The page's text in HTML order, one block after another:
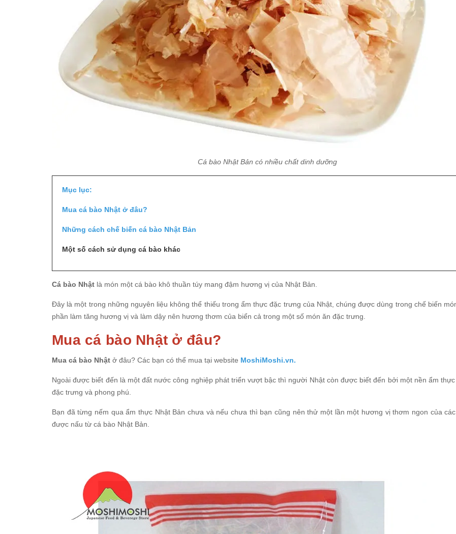
Cá bào Nhật Bản có nhiều chất dinh dưỡng
Mục lục:
Mua cá bào Nhật ở đâu?
Những cách chế biến cá bào Nhật Bản
Một số cách sử dụng cá bào khác
Cá bào Nhật là món một cá bào khô thuần túy mang đậm hương vị của Nhật Bản.
Đây là một trong những nguyên liệu không thể thiếu trong ẩm thực đặc trưng của Nhật, chúng được dùng trong chế biến
phần làm tăng hương vị và làm dậy nên hương thơm của biển cả trong một số món ăn đặc trưng.
Mua cá bào Nhật ở đâu?
Mua cá bào Nhật ở đâu? Các bạn có thể mua tại website MoshiMoshi.vn.
Ngoài được biết đến là một đất nước công nghiệp phát triển vượt bậc thì người Nhật còn được biết đến bởi một nền ẩm
đặc trưng và phong phú.
Bạn đã từng nếm qua ẩm thực Nhật Bản chưa và nếu chưa thì bạn cũng nên thử một lần một hương vị thơm ngon của
được nấu từ cá bào Nhật Bản.